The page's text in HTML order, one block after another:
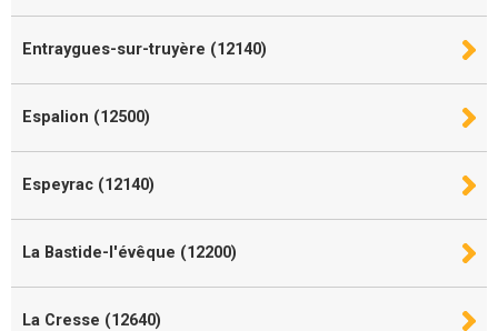
Entraygues-sur-truyère (12140)
Espalion (12500)
Espeyrac (12140)
La Bastide-l'évêque (12200)
La Cresse (12640)